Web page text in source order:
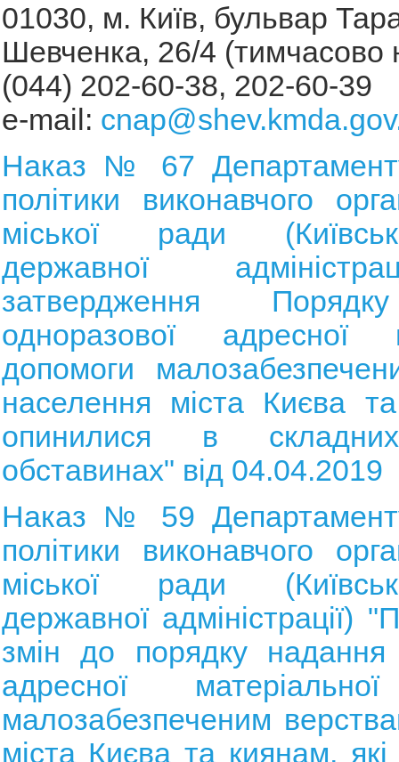
01030, м. Київ, бульвар
Шевченка, 26/4
(044) 202-60-38, 202-60-39
e-mail:
Наказ № 67
політики виконавчого
міської ради
державної
затвердження
одноразової адресної
допомоги
населення міста Києва
опинилися в
обставинах" від 04.04.2019
Наказ № 59
політики виконавчого
міської ради
державної адміністрації)
змін до порядку надання
адресної
малозабезпеченим
міста Києва та киянам,